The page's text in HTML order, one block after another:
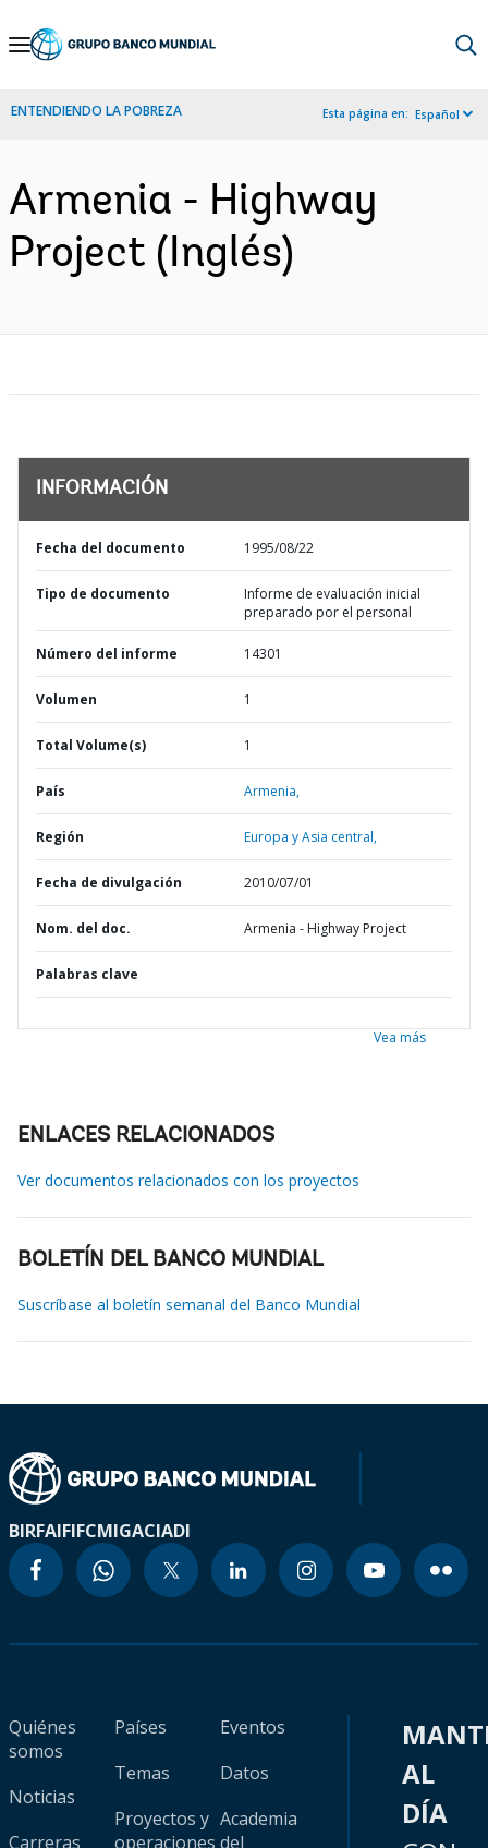
Skip
Navigation
ENTENDIENDO LA POBREZA Esta página en: Español
Armenia - Highway
Project (Inglés)
INFORMACIÓN
Fecha del documento 1995/08/22
Tipo de documento
Informe de evaluación inicial
preparado por el personal
Número del informe 14301
Volumen 1
Total Volume(s) 1
País Armenia,
Región Europa y Asia central,
Fecha de divulgación 2010/07/01
Nom. del doc. Armenia - Highway Project
Palabras clave
Vea más
ENLACES RELACIONADOS
Ver documentos relacionados con los proyectos
BOLETÍN DEL BANCO MUNDIAL
Suscríbase al boletín semanal del Banco Mundial
BIRFAIFIFCMIGACIADI
Quiénes
somos
Noticias
Carreras
Países
Temas
Proyectos y
operaciones
Eventos
Datos
Academia
del
AL
DÍA